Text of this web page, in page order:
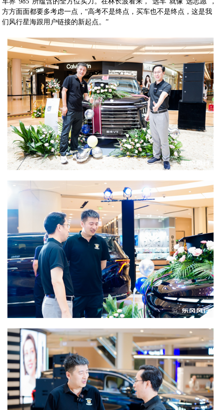
方方面面都要多考虑一点，“高考不是终点，买车也不是终点，这是我
们风行星海跟用户链接的新起点。”